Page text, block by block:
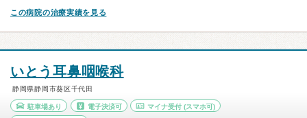
この病院の治療実績を見る
いとう耳鼻咽喉科
静岡県静岡市葵区千代田
駐車場あり 電子決済可 マイナ受付 (スマホ可)